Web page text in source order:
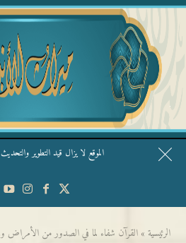
الموقع لا يزال قيد التطوير
قال الشيخ ربيع وفقه الله: نحن ليس
الرئيسية » القرآن شفاء لما في الصدور من الأمراض